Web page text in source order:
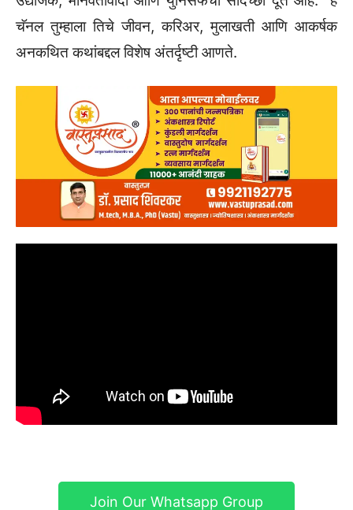
चॅनल तुम्हाला तिचे जीवन, करिअर, मुलाखती आणि आकर्षक
अनकथित कथांबद्दल विशेष अंतर्दृष्टी आणते.
Join Our Whatsapp Group